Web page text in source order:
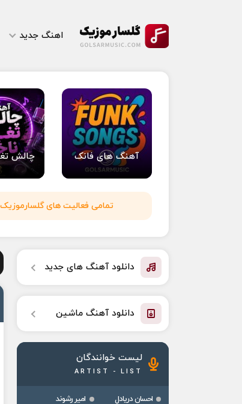
اهنگ جدید
آهنگ های فانک چالش
تمامی فعالیت های
دانلود آهنگ های جدید
دانلود آهنگ ماشین
لیست خوانندگان
ARTIST - LIST
احسان دریادل
امیر رشوند